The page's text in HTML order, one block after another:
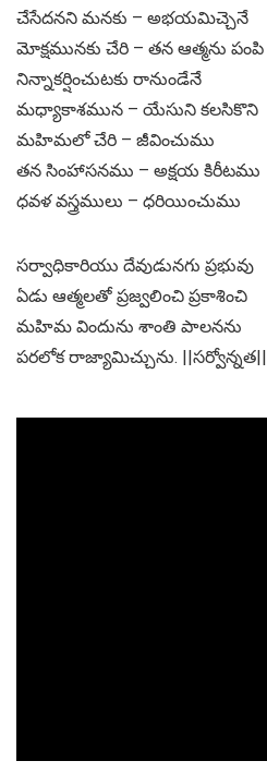
చేసేదనని మనకు – అభయమిచ్చెనే
మోక్షమునకు చేరి – తన ఆత్మను పంపి
నిన్నాకర్షించుటకు రానుండేనే
మధ్యాకాశమున – యేసుని కలసికొని
మహిమలో చేరి – జీవించుము
తన సింహాసనము – అక్షయ కిరీటము
ధవళ వస్త్రములు – ధరియించుము
సర్వాధికారియు దేవుడునగు ప్రభువు
ఏడు ఆత్మలతో ప్రజ్వలించి ప్రకాశించి
మహిమ విందును శాంతి పాలనను
పరలోక రాజ్యామిచ్చును. ||సర్వోన్నత||